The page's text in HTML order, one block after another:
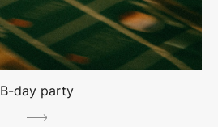
B-day party